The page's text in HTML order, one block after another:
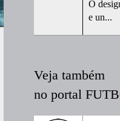
O
e un...
Veja também
no portal